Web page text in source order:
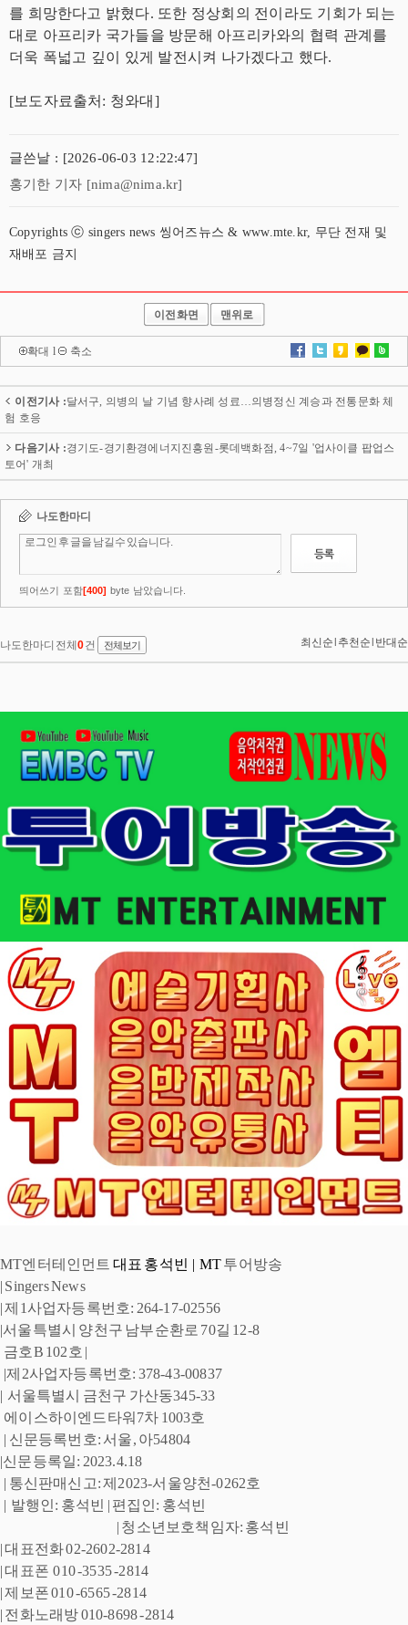
를 희망한다고 밝혔다. 또한 정상회의 전이라도 기회가 되는
대로 아프리카 국가들을 방문해 아프리카와의 협력 관계를
더욱 폭넓고 깊이 있게 발전시켜 나가겠다고 했다.
[보도자료출처: 청와대]
글쓴날 : [2026-06-03 12:22:47]
홍기한 기자 [nima@nima.kr]
Copyrights ⓒ singers news 씽어즈뉴스 & www.mte.kr, 무단 전재 및
재배포 금지
이전화면 맨위로
확대 l 축소
이전기사 :달서구, 의병의 날 기념 향사례 성료…의병정신 계승과 전통문화 체
험 호응
다음기사 :경기도-경기환경에너지진흥원-롯데백화점, 4~7일 '업사이클 팝업스
토어' 개최
MT엔터테인먼트 대표 홍석빈  |  MT 투어방송
| Singers News
| 제1사업자등록번호: 264-17-02556
|서울특별시 양천구 남부순환로 70길 12-8
금호B 102호 |
|제2사업자등록번호: 378-43-00837
| 서울특별시 금천구 가산동345-33
에이스하이엔드타워7차 1003호
| 신문등록번호: 서울, 아54804
|신문등록일: 2023.4.18
| 통신판매신고: 제2023-서울양천-0262호
|  발행인: 홍석빈 | 편집인: 홍석빈
| 청소년보호책임자: 홍석빈
| 대표전화 02-2602-2814
| 대표폰  010 -3535 -2814
| 제보폰 010 -6565 -2814
| 전화노래방 010-8698 -2814